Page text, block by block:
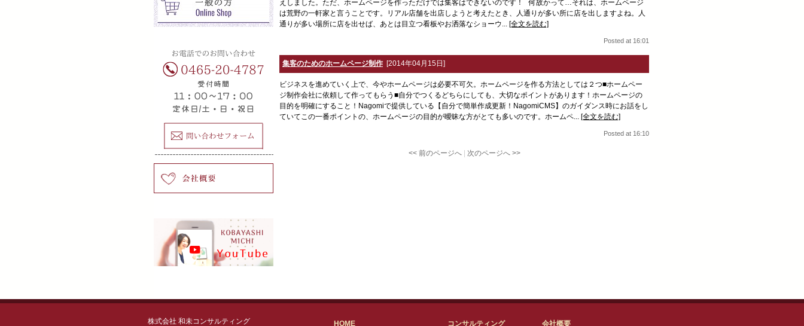
えしました。ただ、ホームページを作っただけでは集客はできないのです！ 何故かって…それは、ホームページ
は荒野の一軒家と言うことです。リアル店舗を出店しようと考えたとき、人通りが多い所に店を出しますよね。人
通りが多い場所に店を出せば、あとは目立つ看板やお洒落なショーウ... [全文を読む]
Posted at 16:01
集客のためのホームページ制作 [2014年04月15日]
ビジネスを進めていく上で、今やホームページは必要不可欠。ホームページを作る方法としては２つ■ホームペー
ジ制作会社に依頼して作ってもらう■自分でつくるどちらにしても、大切なポイントがあります！ホームページの
目的を明確にすること！Nagomiで提供している【自分で簡単作成更新！NagomiCMS】のガイダンス時にお話をし
ていてこの一番ポイントの、ホームページの目的が曖昧な方がとても多いのです。ホームペ... [全文を読む]
Posted at 16:10
<< 前のページへ| 次のページへ >>
株式会社 和未コンサルティング HOME コンサルティング 会社概要